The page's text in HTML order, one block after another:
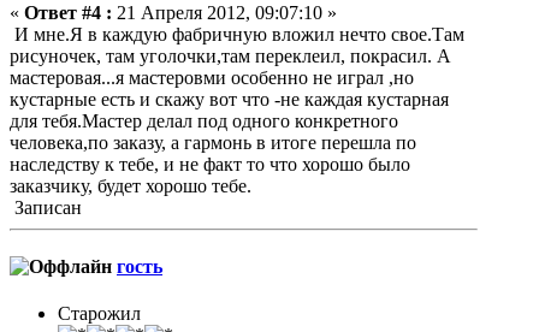
« Ответ #4 : 21 Апреля 2012, 09:07:10 »
И мне.Я в каждую фабричную вложил нечто свое.Там
рисуночек, там уголочки,там переклеил, покрасил. А
мастеровая...я мастеровми особенно не играл ,но
кустарные есть и скажу вот что -не каждая кустарная
для тебя.Мастер делал под одного конкретного
человека,по заказу, а гармонь в итоге перешла по
наследству к тебе, и не факт то что хорошо было
заказчику, будет хорошо тебе.
Записан
гость
Старожил